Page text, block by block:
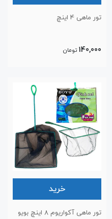
تور ماهی 4 اینچ
140,000 تومان
خرید
تور ماهی آکواریوم 8 اینچ بویو